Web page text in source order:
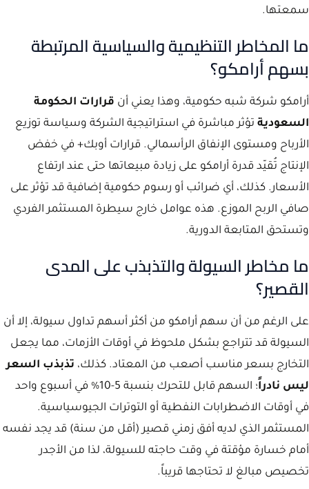
سمعتها.
ما المخاطر التنظيمية والسياسية المرتبطة
بسهم أرامكو؟
أرامكو شركة شبه حكومية، وهذا يعني أن قرارات الحكومة
السعودية تؤثر مباشرة في استراتيجية الشركة وسياسة توزيع
الأرباح ومستوى الإنفاق الرأسمالي. قرارات أوبك+ في خفض
الإنتاج تُقيّد قدرة أرامكو على زيادة مبيعاتها حتى عند ارتفاع
الأسعار. كذلك، أي ضرائب أو رسوم حكومية إضافية قد تؤثر على
صافي الربح الموزع. هذه عوامل خارج سيطرة المستثمر الفردي
وتستحق المتابعة الدورية.
ما مخاطر السيولة والتذبذب على المدى
القصير؟
على الرغم من أن سهم أرامكو من أكثر أسهم تداول سيولة، إلا أن
السيولة قد تتراجع بشكل ملحوظ في أوقات الأزمات، مما يجعل
التخارج بسعر مناسب أصعب من المعتاد. كذلك، تذبذب السعر
ليس نادراً
؛ السهم قابل للتحرك بنسبة 5-10% في أسبوع واحد
في أوقات الاضطرابات النفطية أو التوترات الجيوسياسية.
المستثمر الذي لديه أفق زمني قصير (أقل من سنة) قد يجد نفسه
أمام خسارة مؤقتة في وقت حاجته للسيولة، لذا من الأجدر
تخصيص مبالغ لا تحتاجها قريباً.